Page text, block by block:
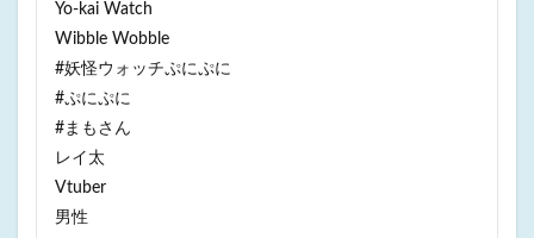
Yo-kai Watch
Wibble Wobble
#妖怪ウォッチぷにぷに
#ぷにぷに
#まもさん
レイ太
Vtuber
男性